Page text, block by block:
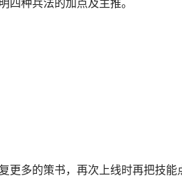
种兵法的加点及主推。
多的策书，再次上线时再把技能